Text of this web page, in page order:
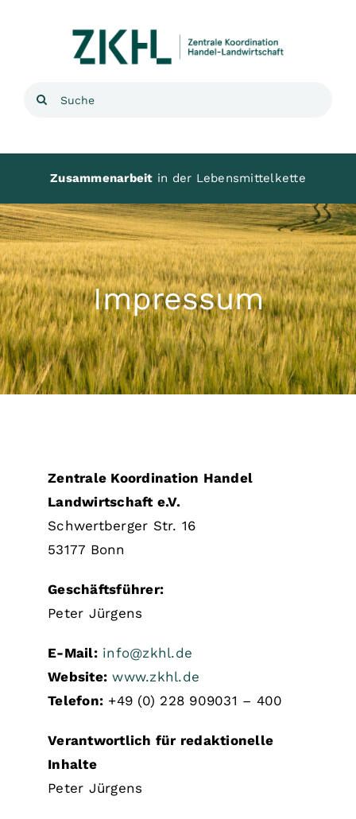
Suche
Zusammenarbeit in der Lebensmittelkette
Impressum
Zentrale Koordination Handel
Landwirtschaft e.V.
Schwertberger Str. 16
53177 Bonn
Geschäftsführer:
Peter Jürgens
E-Mail: info@zkhl.de
Website: www.zkhl.de
Telefon: +49 (0) 228 909031 – 400
Verantwortlich für redaktionelle
Inhalte
Peter Jürgens